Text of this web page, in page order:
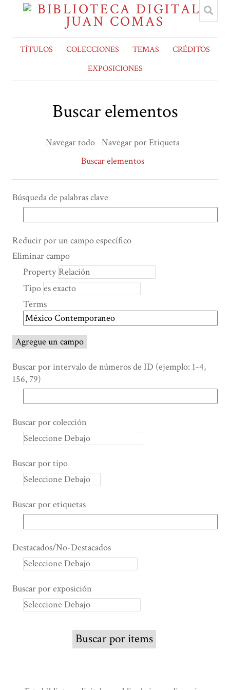
TÍTULOS COLECCIONES TEMAS
CRÉDITOS
EXPOSICIONES
Buscar elementos
Navegar todo Navegar por Etiqueta
Buscar elementos
Búsqueda de palabras clave
Number
rows
"Reducir
por
campo
específico":
1
Reducir por un campo específico
Search Property
Tipo de búsqueda
Términos de búsqueda
Ensamblador de Búsqueda
Eliminar campo
Property
Tipo
Terms
Agregue un campo
Buscar por intervalo de números de ID (ejemplo: 1-4,
156, 79)
Buscar por colección
Buscar por tipo
Buscar por etiquetas
Destacados/No-Destacados
Buscar por exposición